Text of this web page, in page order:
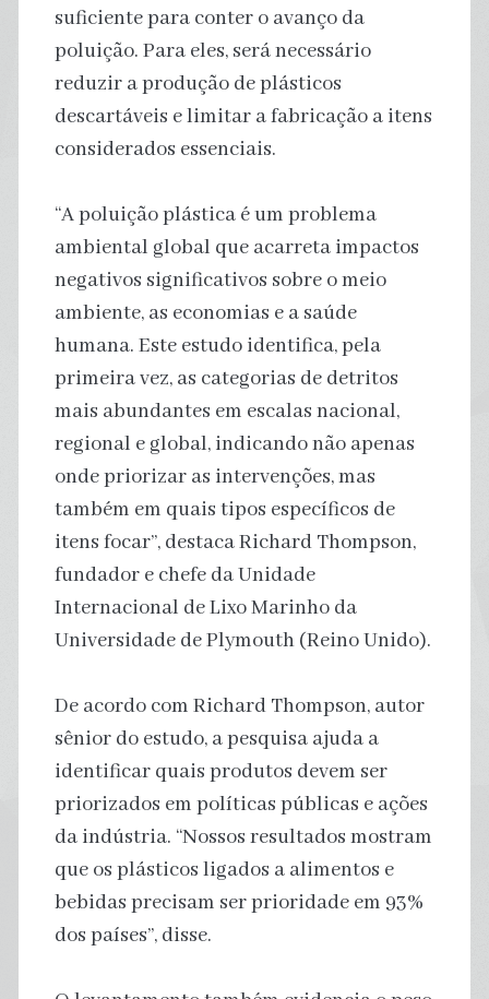
suficiente para conter o avanço da
poluição. Para eles, será necessário
reduzir a produção de plásticos
descartáveis e limitar a fabricação a itens
considerados essenciais.
“A poluição plástica é um problema
ambiental global que acarreta impactos
negativos significativos sobre o meio
ambiente, as economias e a saúde
humana. Este estudo identifica, pela
primeira vez, as categorias de detritos
mais abundantes em escalas nacional,
regional e global, indicando não apenas
onde priorizar as intervenções, mas
também em quais tipos específicos de
itens focar”, destaca Richard Thompson,
fundador e chefe da Unidade
Internacional de Lixo Marinho da
Universidade de Plymouth (Reino Unido).
De acordo com Richard Thompson, autor
sênior do estudo, a pesquisa ajuda a
identificar quais produtos devem ser
priorizados em políticas públicas e ações
da indústria. “Nossos resultados mostram
que os plásticos ligados a alimentos e
bebidas precisam ser prioridade em 93%
dos países”, disse.